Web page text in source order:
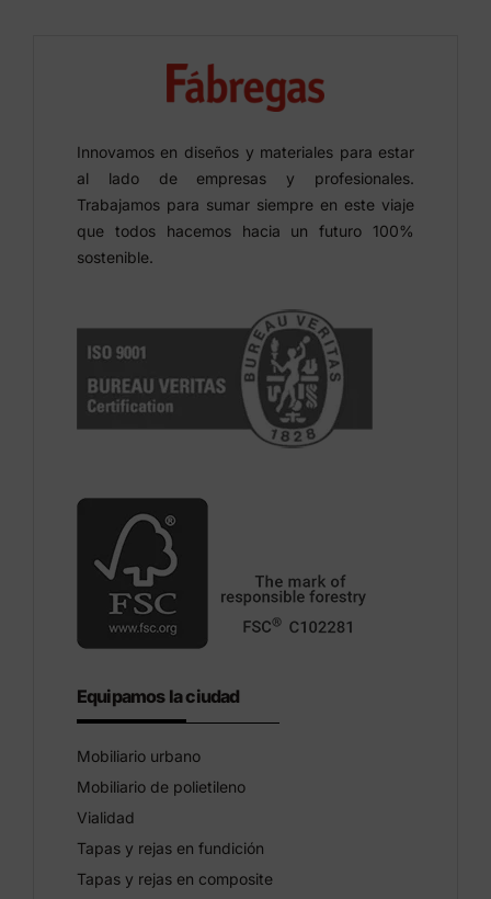
Innovamos en diseños y materiales para estar
al lado de empresas y profesionales.
Trabajamos para sumar siempre en este viaje
que todos hacemos hacia un futuro 100%
sostenible.
Equipamos la ciudad
Mobiliario urbano
Mobiliario de polietileno
Vialidad
Tapas y rejas en fundición
Tapas y rejas en composite